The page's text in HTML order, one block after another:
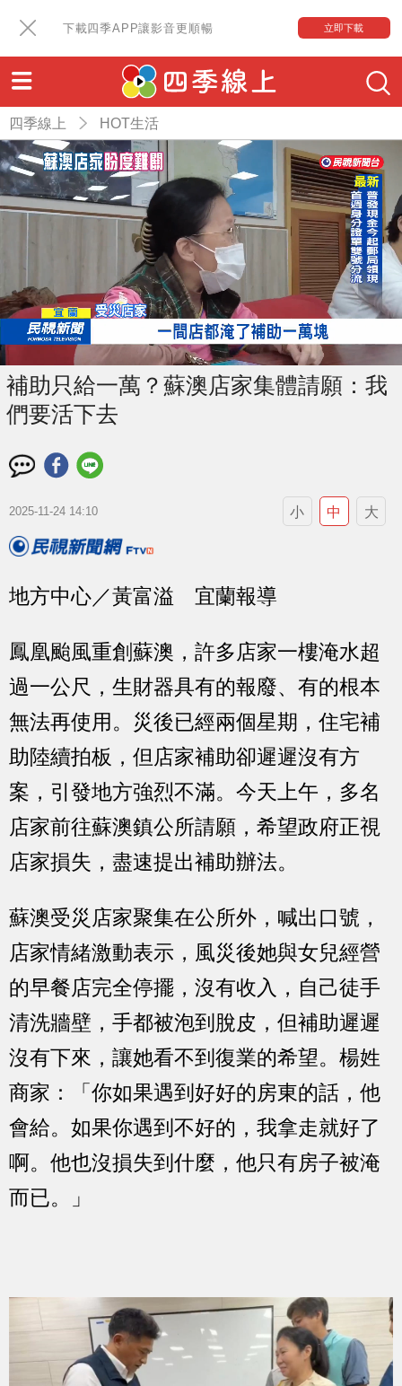
下載四季APP讓影音更順暢 立即下載
四季線上 HOT生活
補助只給一萬？蘇澳店家集體請願：我
們要活下去
2025-11-24 14:10 小 中 大
地方中心／黃富溢 宜蘭報導
鳳凰颱風重創蘇澳，許多店家一樓淹水超
過一公尺，生財器具有的報廢、有的根本
無法再使用。災後已經兩個星期，住宅補
助陸續拍板，但店家補助卻遲遲沒有方
案，引發地方強烈不滿。今天上午，多名
店家前往蘇澳鎮公所請願，希望政府正視
店家損失，盡速提出補助辦法。
蘇澳受災店家聚集在公所外，喊出口號，
店家情緒激動表示，風災後她與女兒經營
的早餐店完全停擺，沒有收入，自己徒手
清洗牆壁，手都被泡到脫皮，但補助遲遲
沒有下來，讓她看不到復業的希望。楊姓
商家：「你如果遇到好好的房東的話，他
會給。如果你遇到不好的，我拿走就好了
啊。他也沒損失到什麼，他只有房子被淹
而已。」